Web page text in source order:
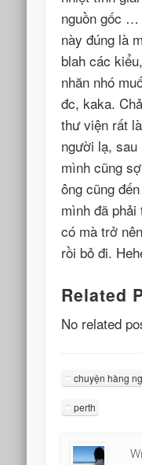
nguồn gốc
này đúng là
blah các
nhăn nhó
đc, kaka.
thư viện rất
người lạ,
mình cũng
ông cũng
mình đã phải
có mà trở
rồi bỏ đi.
Related
No related
chuyện hàng
perth